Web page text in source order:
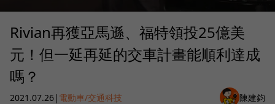
Rivian再獲亞馬遜、福特領投25億美
元！但一延再延的交車計畫能順利達成
嗎？
2021.07.26| 電動車/交通科技 陳建鈞